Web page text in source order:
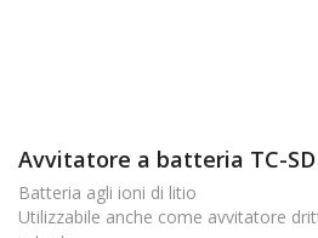
Avvitatore a batteria TC-SD
Batteria agli ioni di litio
Utilizzabile anche come avvitatore